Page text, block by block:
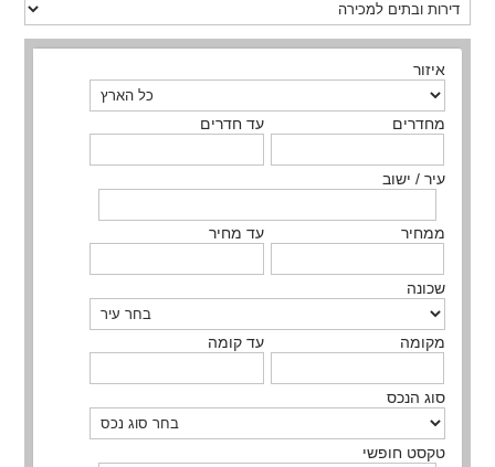
איזור
מחדרים עד חדרים
עיר / ישוב
ממחיר עד מחיר
שכונה
מקומה עד קומה
סוג הנכס
טקסט חופשי